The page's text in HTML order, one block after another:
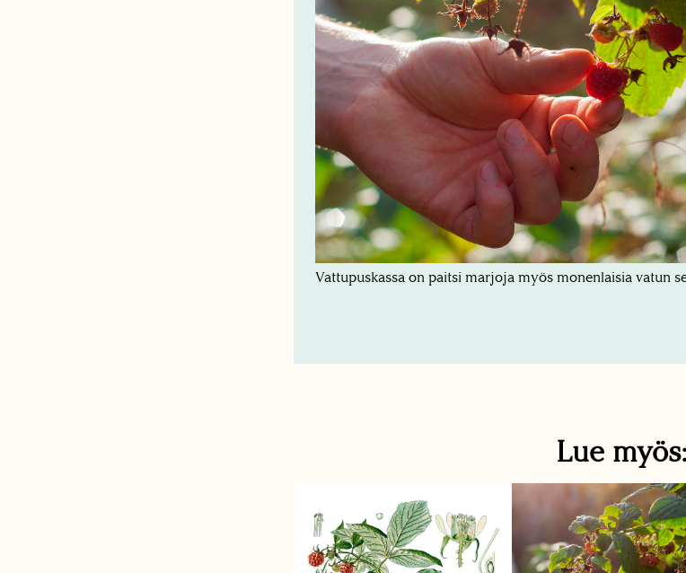
Vattupuskassa on paitsi marjoja myös monenlaisia vatun
Lue myös: